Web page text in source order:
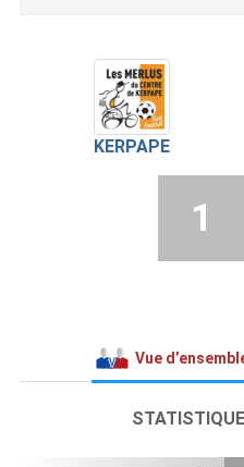
KERPAPE
1
Vue